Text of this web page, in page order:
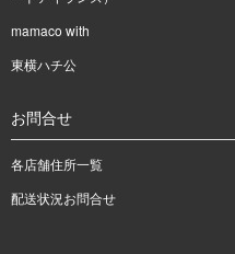
mamaco with
東横ハチ公
お問合せ
各店舗住所一覧
配送状況お問合せ